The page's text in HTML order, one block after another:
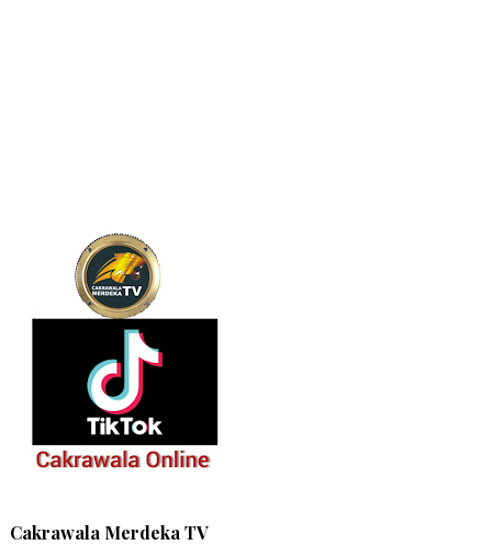
Cakrawala Merdeka TV